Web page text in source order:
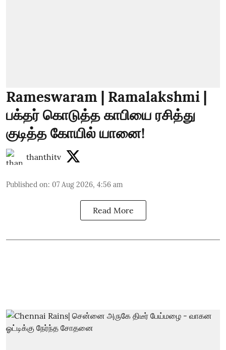
Rameswaram | Ramalakshmi |
பக்தர் கொடுத்த காபியை ரசித்து
குடித்த கோயில் யானை!
thanthitv
Published on: 07 Aug 2026, 4:56 am
Read More